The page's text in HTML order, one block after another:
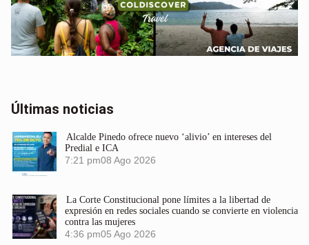
Últimas noticias
Alcalde Pinedo ofrece nuevo ‘alivio’ en intereses del
Predial e ICA
7:21 pm08 Ago 2026
La Corte Constitucional pone límites a la libertad de
expresión en redes sociales cuando se convierte en violencia
contra las mujeres
4:36 pm05 Ago 2026